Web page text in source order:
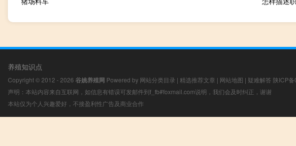
养殖知识点
Copyright © 2012 - 2026 谷姚养殖网 Powered by 网站分类目录 | 精选推荐文章 | 网站地图 | 疑难解答 陕ICP
声明：本站内容来自互联网，如信息有错误可发邮件到f_fb#foxmail.com说明，我们会及时纠正，谢谢
本站仅为个人兴趣爱好，不接盈利性广告及商业合作